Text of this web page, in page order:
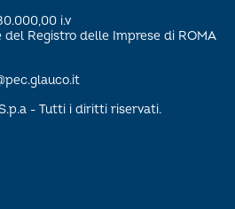
i.v
del Registro delle Imprese di ROMA
- Tutti i diritti riservati.